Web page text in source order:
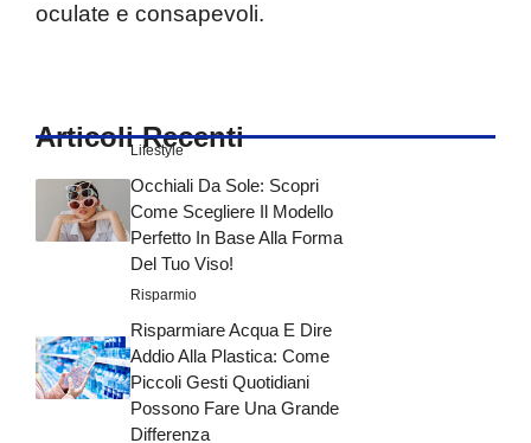
oculate e consapevoli.
Articoli Recenti
Lifestyle
Occhiali Da Sole: Scopri
Come Scegliere Il Modello
Perfetto In Base Alla Forma
Del Tuo Viso!
Risparmio
Risparmiare Acqua E Dire
Addio Alla Plastica: Come
Piccoli Gesti Quotidiani
Possono Fare Una Grande
Differenza